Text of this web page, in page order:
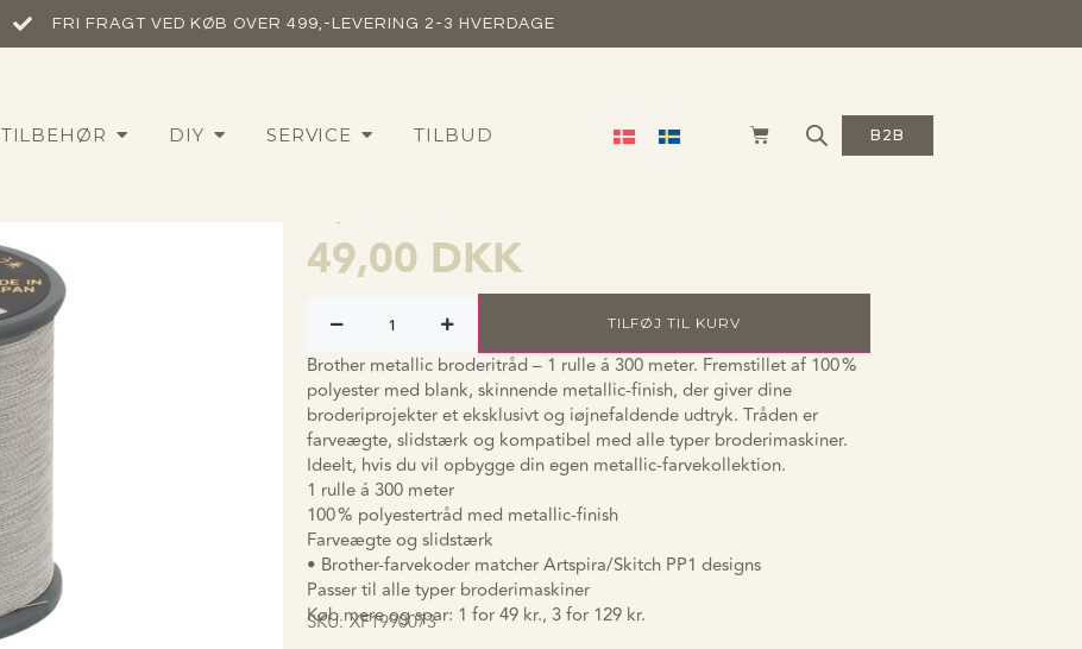
FRI FRAGT VED KØB OVER 499,-​ LEVERING 2-3 HVERDAGE
TILBEHØR DIY SERVICE TILBUD B2B
Brother metallic
broderitråd – 997 Metallic
49,00 DKK
TILFØJ TIL KURV
Brother metallic broderitråd – 1 rulle á 300 meter. Fremstillet af 100 %
polyester med blank, skinnende metallic-finish, der giver dine
broderiprojekter et eksklusivt og iøjnefaldende udtryk. Tråden er
farveægte, slidstærk og kompatibel med alle typer broderimaskiner.
Ideelt, hvis du vil opbygge din egen metallic-farvekollektion.
1 rulle á 300 meter
100 % polyestertråd med metallic-finish
Farveægte og slidstærk
• Brother-farvekoder matcher Artspira/Skitch PP1 designs
Passer til alle typer broderimaskiner
Køb mere og spar: 1 for 49 kr., 3 for 129 kr.
SKU: XF1990073